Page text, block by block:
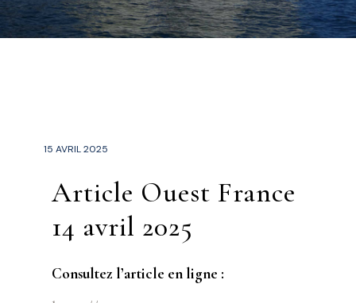
15 AVRIL 2025
Article Ouest France
14 avril 2025
Consultez l’article en ligne :